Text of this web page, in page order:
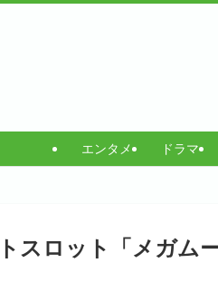
エンタメ ドラマ
スロット「メガム